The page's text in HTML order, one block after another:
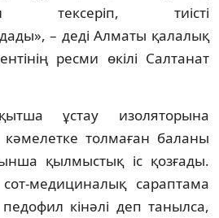
тексеріп, тиісті
– деді Алматы қалалық
ресми өкілі Салтанат
ұстау изоляторына
толмаған баланы
қылмыстық іс қозғады.
медициналық сараптама
кінәлі деп танылса,